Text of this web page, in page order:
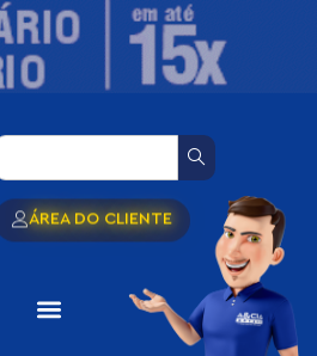
ÁREA DO CLIENTE